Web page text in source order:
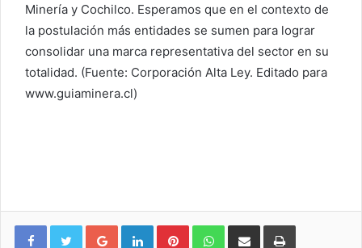
Minería y Cochilco. Esperamos que en el contexto de
la postulación más entidades se sumen para lograr
consolidar una marca representativa del sector en su
totalidad. (Fuente: Corporación Alta Ley. Editado para
www.guiaminera.cl)
Google+ LinkedIn Pinterest WhatsApp